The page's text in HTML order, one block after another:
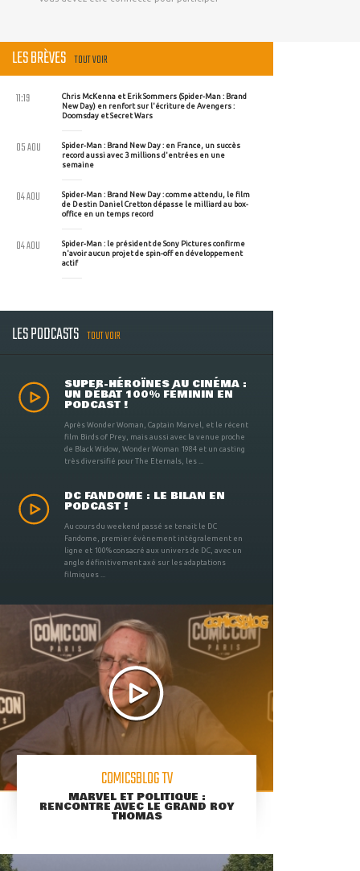
LES BRÈVES TOUT VOIR
Chris McKenna et Erik Sommers (Spider-Man : Brand
New Day) en renfort sur l'écriture de Avengers :
Doomsday et Secret Wars
11:19
Spider-Man : Brand New Day : en France, un succès
record aussi avec 3 millions d'entrées en une
semaine
05 AOU
Spider-Man : Brand New Day : comme attendu, le film
de Destin Daniel Cretton dépasse le milliard au box-
office en un temps record
04 AOU
Spider-Man : le président de Sony Pictures confirme
n'avoir aucun projet de spin-off en développement
actif
04 AOU
LES PODCASTS TOUT VOIR
SUPER-HÉROÏNES AU CINÉMA :
UN DÉBAT 100% FÉMININ EN
PODCAST !
Après Wonder Woman, Captain Marvel, et le récent
film Birds of Prey, mais aussi avec la venue proche
de Black Widow, Wonder Woman 1984 et un casting
très diversifié pour The Eternals, les ...
DC FANDOME : LE BILAN EN
PODCAST !
Au cours du weekend passé se tenait le DC
Fandome, premier évènement intégralement en
ligne et 100% consacré aux univers de DC, avec un
angle définitivement axé sur les adaptations
filmiques ...
COMICSBLOG TV
MARVEL ET POLITIQUE :
RENCONTRE AVEC LE GRAND ROY
THOMAS